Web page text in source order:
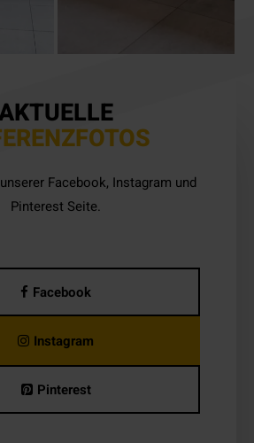
Facebook, Instagram und
Pinterest Seite.
Facebook
Instagram
Pinterest